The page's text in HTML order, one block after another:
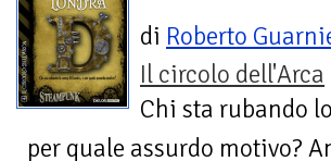
di Roberto
Il circolo dell'Arca
Chi sta rubando
per quale assurdo motivo?